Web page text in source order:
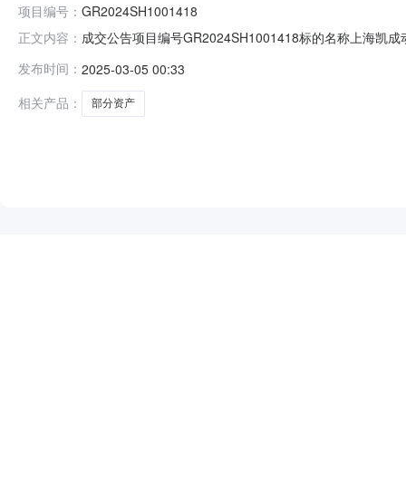
项目编号： GR2024SH1001418
正文内容： 成交公告项目编号GR2024SH1001418标的名称上海凯
发布时间： 2025-03-05 00:33
相关产品：
部分资产